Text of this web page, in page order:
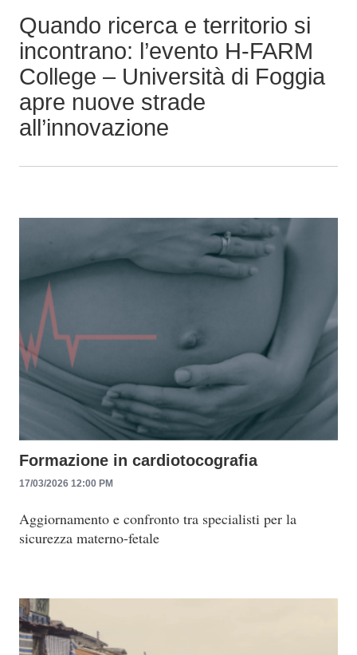
i
n
c
a
Quando ricerca e territorio si
incontrano: l’evento H-FARM
College – Università di Foggia
apre nuove strade
all’innovazione
Formazione in cardiotocografia
17/03/2026 12:00 PM
Aggiornamento e confronto tra specialisti per la
sicurezza materno-fetale